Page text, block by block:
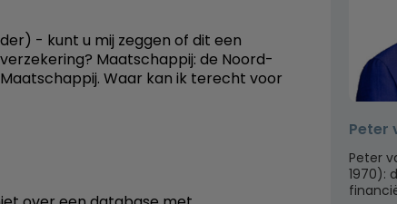
- kunt u mij zeggen of dit een
Maatschappij: de Noord-
Waar kan ik terecht voor
Peter
Peter
1970):